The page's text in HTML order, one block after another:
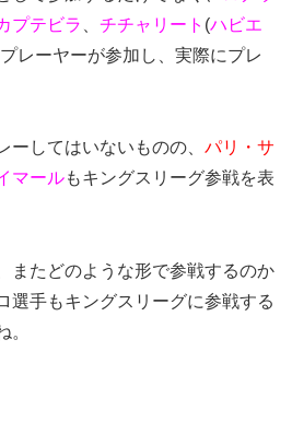
プテビラ チチャリート (ハビエ
レーヤーが参加し、実際にプレ
ーしてはいないものの、 パリ・サ
マールもキングスリーグ参戦を表
またどのような形で参戦するのか
選手もキングスリーグに参戦する
。